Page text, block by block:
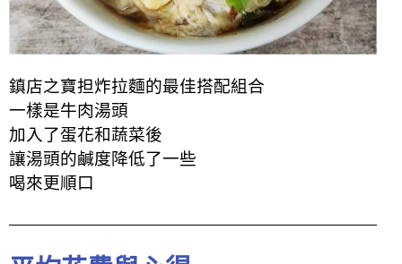
鎮店之寶担炸拉麵的最佳搭配組合
一樣是牛肉湯頭
加入了蛋花和蔬菜後
讓湯頭的鹹度降低了一些
喝來更順口